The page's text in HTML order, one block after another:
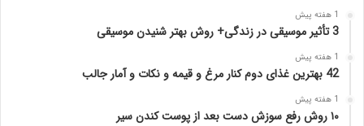
1 هفته پیش
3 تأثیر موسیقی در زندگی+ روش بهتر شنیدن موسیقی
1 هفته پیش
42 بهترین غذای دوم کنار مرغ و قیمه و نکات و آمار جالب
1 هفته پیش
۱۰ روش رفع سوزش دست بعد از پوست کندن سیر